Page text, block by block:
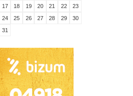
17
18 19 20 21 22
23
24
25 26 27 28 29
30
31